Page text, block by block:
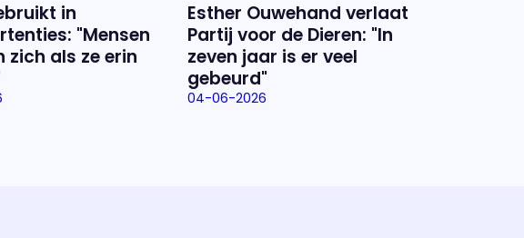
in
"Mensen
zich als ze erin
Esther Ouwehand verlaat
Partij voor de Dieren: "In
zeven jaar is er veel
gebeurd"
04-06-2026